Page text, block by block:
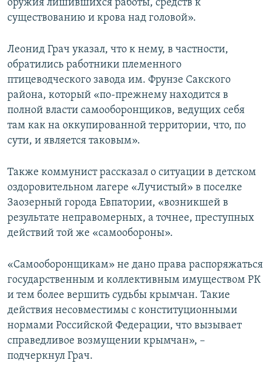
оружия лишившихся работы, средств к
существованию и крова над головой».
Леонид Грач указал, что к нему, в частности,
обратились работники племенного
птицеводческого завода им. Фрунзе Сакского
района, который «по-прежнему находится в
полной власти самооборонщиков, ведущих себя
там как на оккупированной территории, что, по
сути, и является таковым».
Также коммунист рассказал о ситуации в детском
оздоровительном лагере «Лучистый» в поселке
Заозерный города Евпатории, «возникшей в
результате неправомерных, а точнее, преступных
действий той же «самообороны».
«Самооборонщикам» не дано права распоряжаться
государственным и коллективным имуществом РК
и тем более вершить судьбы крымчан. Такие
действия несовместимы с конституционными
нормами Российской Федерации, что вызывает
справедливое возмущении крымчан», –
подчеркнул Грач.